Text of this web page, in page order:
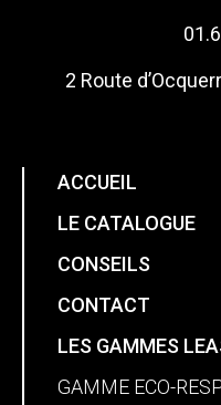
2 Route
ACCUEIL
LE CATALOGUE
CONSEILS
CONTACT
LES GAMMES
GAMME ECO-